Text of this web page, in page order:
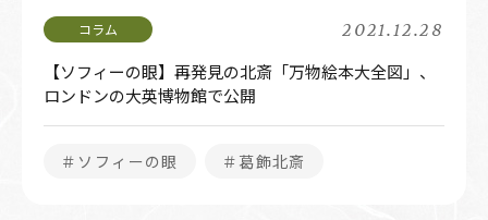
2021.12.28
【ソフィーの眼】再発見の北斎「万物絵本大全図」、
ロンドンの大英博物館で公開
＃ソフィーの眼 ＃葛飾北斎